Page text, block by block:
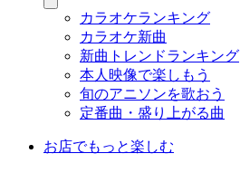
カラオケランキング
カラオケ新曲
新曲トレンドランキング
本人映像で楽しもう
旬のアニソンを歌おう
定番曲・盛り上がる曲
お店でもっと楽しむ